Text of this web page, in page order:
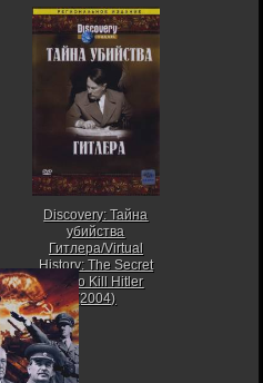
Discovery: Тайна
убийства
Гитлера/Virtual
History: The Secret
Plot to Kill Hitler
(2004)